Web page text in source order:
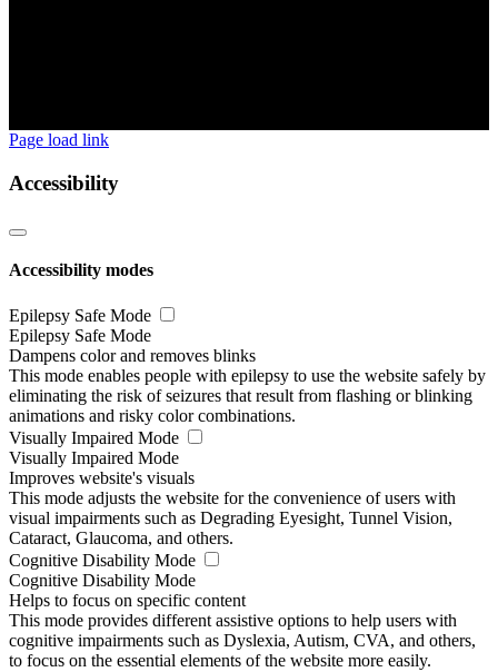
Page load link
Accessibility
Accessibility modes
Epilepsy Safe Mode
Epilepsy Safe Mode
Dampens color and removes blinks
This mode enables people with epilepsy to use the website safely by
eliminating the risk of seizures that result from flashing or blinking
animations and risky color combinations.
Visually Impaired Mode
Visually Impaired Mode
Improves website's visuals
This mode adjusts the website for the convenience of users with
visual impairments such as Degrading Eyesight, Tunnel Vision,
Cataract, Glaucoma, and others.
Cognitive Disability Mode
Cognitive Disability Mode
Helps to focus on specific content
This mode provides different assistive options to help users with
cognitive impairments such as Dyslexia, Autism, CVA, and others,
to focus on the essential elements of the website more easily.